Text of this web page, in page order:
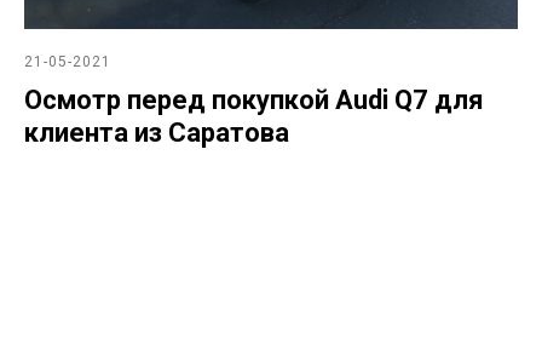
21-05-2021
Осмотр перед покупкой Audi Q7 для
клиента из Саратова